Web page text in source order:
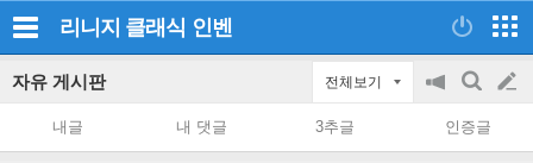
리니지 클래식 인벤
자유 게시판 전체보기
공
on/off
검
색
글
쓰
내글 내 댓글 3추글 인증글